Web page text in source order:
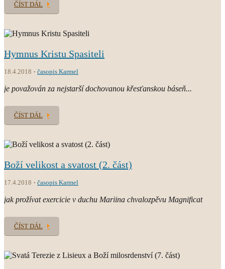
ČÍST DÁL
Hymnus Kristu Spasiteli
18.4.2018 časopis Karmel
je považován za nejstarší dochovanou křesťanskou báseň...
ČÍST DÁL
Boží velikost a svatost (2. část)
17.4.2018 časopis Karmel
jak prožívat exercicie v duchu Mariina chvalozpěvu Magnificat
ČÍST DÁL